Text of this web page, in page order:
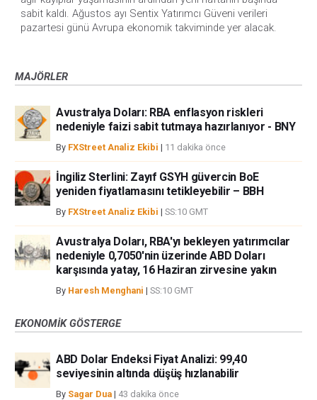
sabit kaldı. Ağustos ayı Sentix Yatırımcı Güveni verileri
pazartesi günü Avrupa ekonomik takviminde yer alacak.
MAJÖRLER
Avustralya Doları: RBA enflasyon riskleri
nedeniyle faizi sabit tutmaya hazırlanıyor - BNY
By FXStreet Analiz Ekibi | 11 dakika önce
İngiliz Sterlini: Zayıf GSYH güvercin BoE
yeniden fiyatlamasını tetikleyebilir – BBH
By FXStreet Analiz Ekibi | SS:10 GMT
Avustralya Doları, RBA'yı bekleyen yatırımcılar
nedeniyle 0,7050'nin üzerinde ABD Doları
karşısında yatay, 16 Haziran zirvesine yakın
By Haresh Menghani | SS:10 GMT
EKONOMIK GÖSTERGE
ABD Dolar Endeksi Fiyat Analizi: 99,40
seviyesinin altında düşüş hızlanabilir
By Sagar Dua | 43 dakika önce